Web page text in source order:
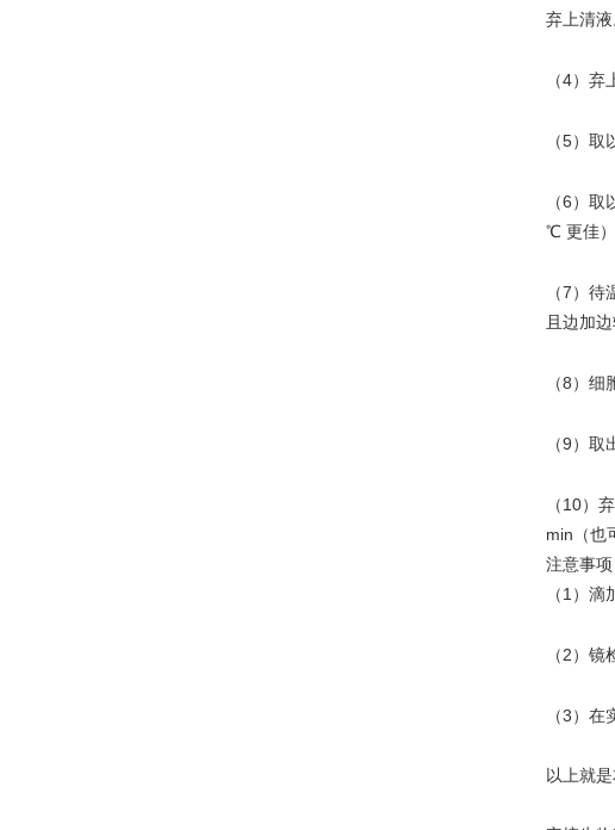
弃上清
（4）
（5）
（6）
℃ 更佳）
（7）
且边加
（8）
（9）
（10）
min（也
注意事项
（1）
（2）
（3）
以上就